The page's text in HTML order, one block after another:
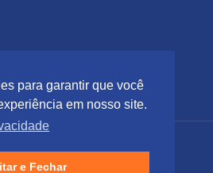
para garantir que você
em nosso site.
e Fechar